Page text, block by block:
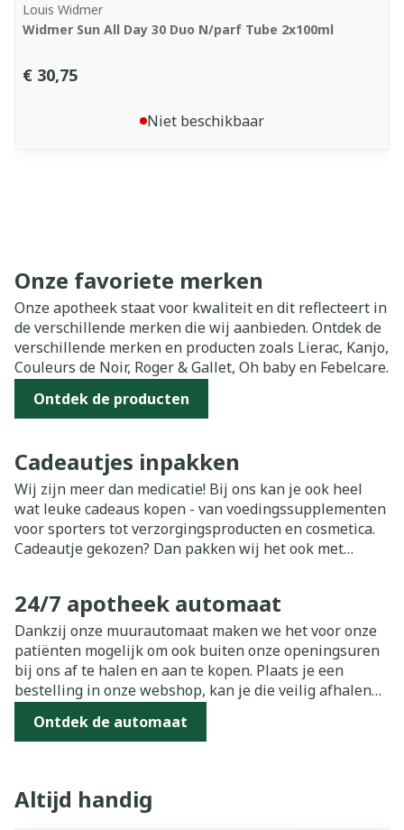
Louis Widmer
Widmer Sun All Day 30 Duo N/parf Tube 2x100ml
€ 30,75
Niet beschikbaar
Onze favoriete merken
Onze apotheek staat voor kwaliteit en dit reflecteert in
de verschillende merken die wij aanbieden. Ontdek de
verschillende merken en producten zoals Lierac, Kanjo,
Couleurs de Noir, Roger & Gallet, Oh baby en Febelcare.
Ontdek de producten
Cadeautjes inpakken
Wij zijn meer dan medicatie! Bij ons kan je ook heel
wat leuke cadeaus kopen - van voedingssupplementen
voor sporters tot verzorgingsproducten en cosmetica.
Cadeautje gekozen? Dan pakken wij het ook met
24/7 apotheek automaat
Dankzij onze muurautomaat maken we het voor onze
patiënten mogelijk om ook buiten onze openingsuren
bij ons af te halen en aan te kopen. Plaats je een
bestelling in onze webshop, kan je die veilig afhalen
Ontdek de automaat
Altijd handig